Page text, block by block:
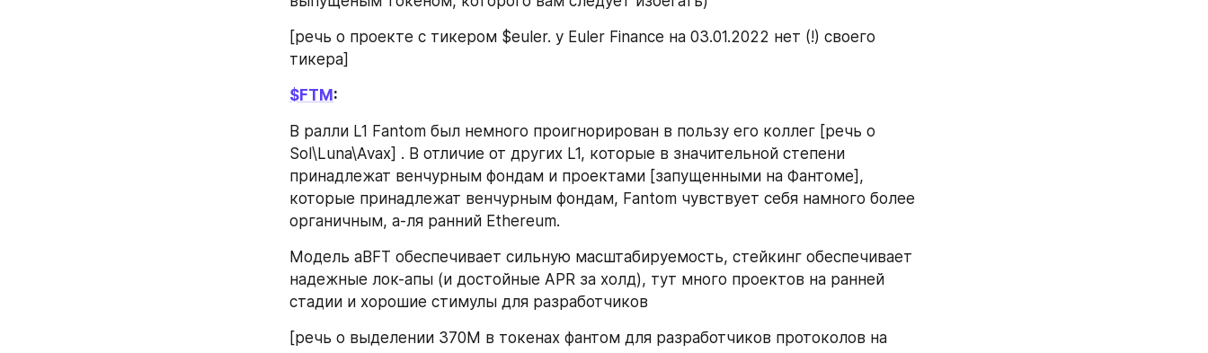
[речь о проекте с тикером $euler. у Euler Finance на 03.01.2022 нет (!) своего
тикера]
$FTM:
В ралли L1 Fantom был немного проигнорирован в пользу его коллег [речь о
Sol\Luna\Avax] . В отличие от других L1, которые в значительной степени
принадлежат венчурным фондам и проектами [запущенными на Фантоме],
которые принадлежат венчурным фондам, Fantom чувствует себя намного более
органичным, а-ля ранний Ethereum.
Модель aBFT обеспечивает сильную масштабируемость, стейкинг обеспечивает
надежные лок-апы (и достойные APR за холд), тут много проектов на ранней
стадии и хорошие стимулы для разработчиков
[речь о выделении 370М в токенах фантом для разработчиков протоколов на